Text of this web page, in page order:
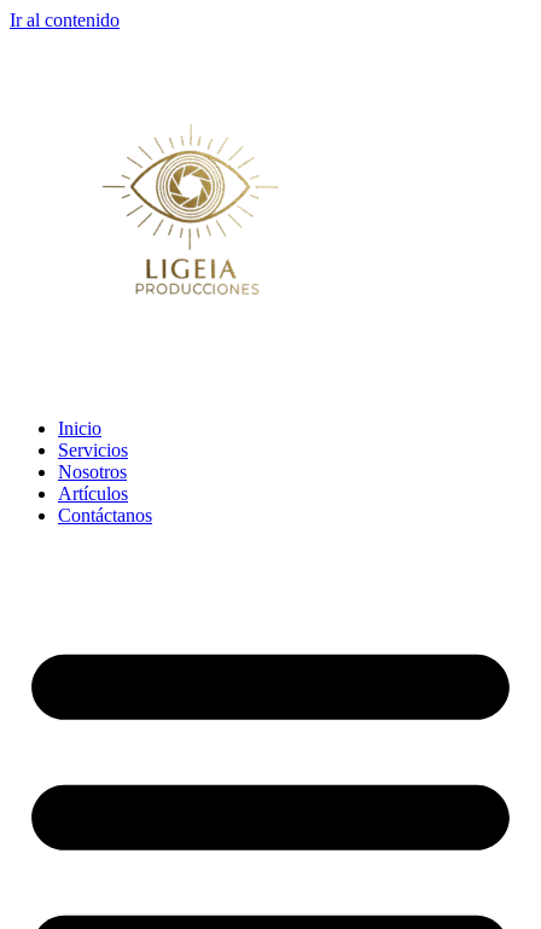
Ir al contenido
Inicio
Servicios
Nosotros
Artículos
Contáctanos